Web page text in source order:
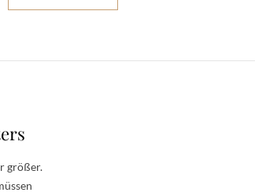
größer.